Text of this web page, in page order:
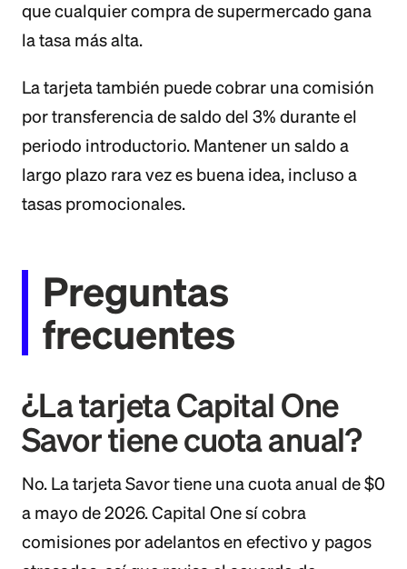
que cualquier compra de supermercado gana
la tasa más alta.
La tarjeta también puede cobrar una comisión
por transferencia de saldo del 3% durante el
periodo introductorio. Mantener un saldo a
largo plazo rara vez es buena idea, incluso a
tasas promocionales.
Preguntas
frecuentes
¿La tarjeta Capital One
Savor tiene cuota anual?
No. La tarjeta Savor tiene una cuota anual de $0
a mayo de 2026. Capital One sí cobra
comisiones por adelantos en efectivo y pagos